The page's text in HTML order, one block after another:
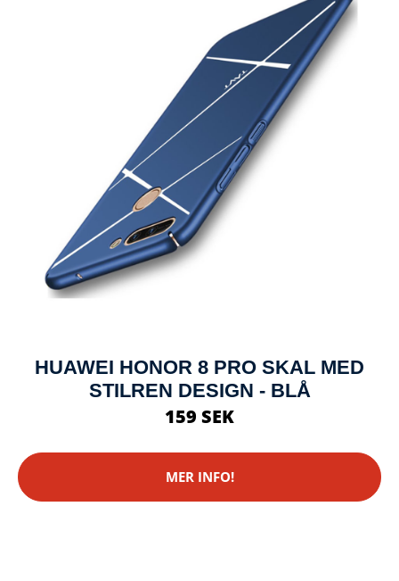
HUAWEI HONOR 8 PRO SKAL MED
STILREN DESIGN - BLÅ
159 SEK
MER INFO!